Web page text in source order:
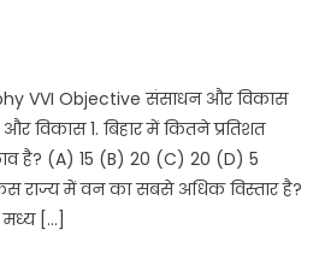
VVI Objective संसाधन और विकास
विकास 1. बिहार में कितने प्रतिशत
है? (A) 15 (B) 20 (C) 20 (D) 5
राज्य में वन का सबसे अधिक विस्तार है?
[…]